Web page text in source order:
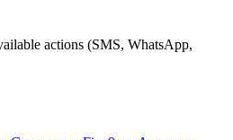
actions (SMS, WhatsApp,